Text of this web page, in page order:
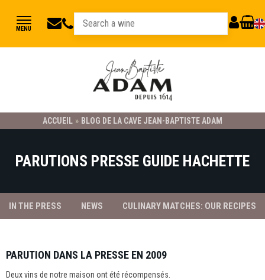
jbadam@jb-
03
89
78
MY CART
MENU
ACCUEIL » BLOG DE LA CAVE JEAN-BAPTISTE ADAM
PARUTIONS PRESSE GUIDE HACHETTE
IN THE PRESS NEWS CULINARY MATCHES: OUR RECIPES
PARUTION DANS LA PRESSE EN 2009
Deux vins de notre maison ont été récompensés.